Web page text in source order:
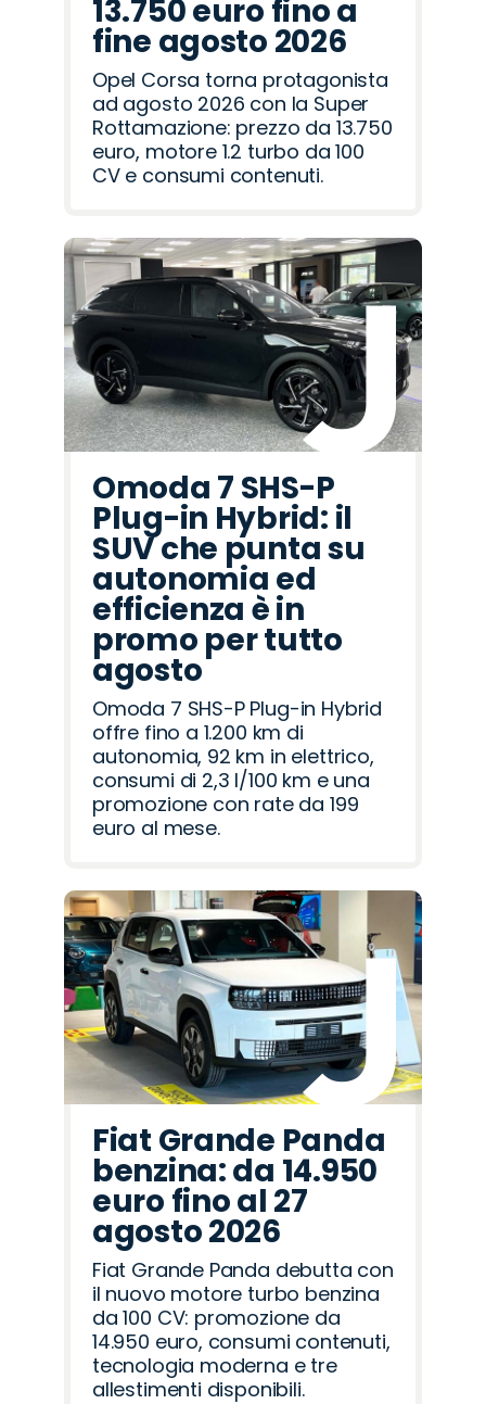
13.750 euro fino a
fine agosto 2026
Opel Corsa torna protagonista
ad agosto 2026 con la Super
Rottamazione: prezzo da 13.750
euro, motore 1.2 turbo da 100
CV e consumi contenuti.
Omoda 7 SHS-P
Plug-in Hybrid: il
SUV che punta su
autonomia ed
efficienza è in
promo per tutto
agosto
Omoda 7 SHS-P Plug-in Hybrid
offre fino a 1.200 km di
autonomia, 92 km in elettrico,
consumi di 2,3 l/100 km e una
promozione con rate da 199
euro al mese.
Fiat Grande Panda
benzina: da 14.950
euro fino al 27
agosto 2026
Fiat Grande Panda debutta con
il nuovo motore turbo benzina
da 100 CV: promozione da
14.950 euro, consumi contenuti,
tecnologia moderna e tre
allestimenti disponibili.